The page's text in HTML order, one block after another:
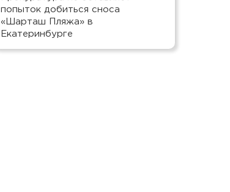
попыток добиться сноса
«Шарташ Пляжа» в
Екатеринбурге